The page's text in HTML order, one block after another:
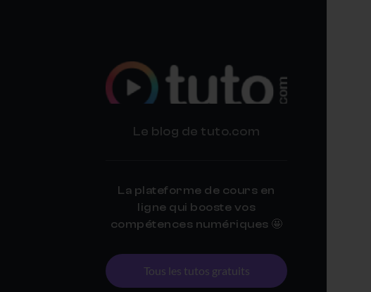
TUTO.COM
Le blog de tuto.com
La plateforme de cours en
ligne qui booste vos
compétences numériques 🤩
Tous les tutos gratuits